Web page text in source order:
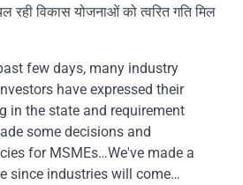
विकास योजनाओं को त्वरित गति मिल
few days, many industry
have expressed their
in the state and requirement
some decisions and
for MSMEs…We've made a
since industries will come…